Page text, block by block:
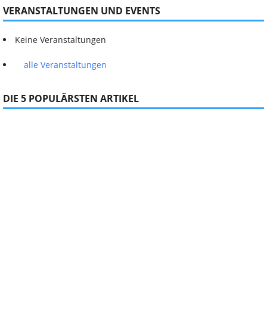
VERANSTALTUNGEN UND EVENTS
Keine Veranstaltungen
alle Veranstaltungen
DIE 5 POPULÄRSTEN ARTIKEL